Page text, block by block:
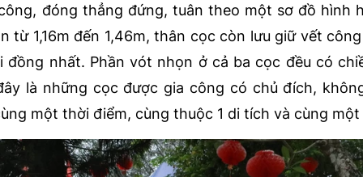
đóng thẳng đứng, tuân theo một sơ đồ hình
từ 1,16m đến 1,46m, thân cọc còn lưu giữ vết
nhất. Phần vót nhọn ở cả ba cọc đều có
là những cọc được gia công có chủ đích,
một thời điểm, cùng thuộc 1 di tích và cùng